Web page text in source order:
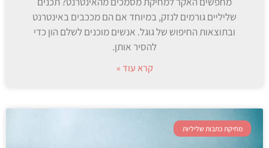
שליליים גורמים לנזק, במיוחד אם הם מככבים באינטרנט
ובתוצאות החיפוש של גוגל. אנשים מוכנים לשלם הון כדי
להסיר אותן.
קרא עוד »
מחיקת כתבות שליליות